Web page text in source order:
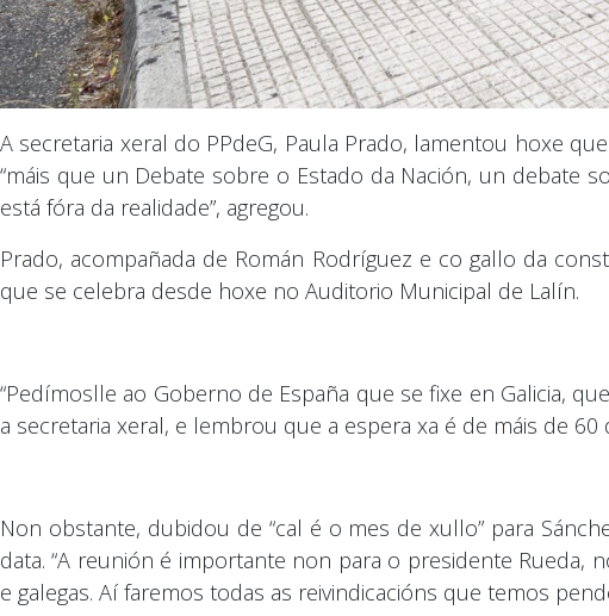
A secretaria xeral do PPdeG, Paula Prado, lamentou hoxe
“máis que un Debate sobre o Estado da Nación, un debate
está fóra da realidade”, agregou.
Prado, acompañada de Román Rodríguez e co gallo da
que se celebra desde hoxe no Auditorio Municipal de Lalín.
“Pedímoslle ao Goberno de España que se fixe en Galicia,
a secretaria xeral, e lembrou que a espera xa é de máis de
Non obstante, dubidou de “cal é o mes de xullo” para
data. “A reunión é importante non para o presidente Rueda,
e galegas. Aí faremos todas as reivindicacións que temos